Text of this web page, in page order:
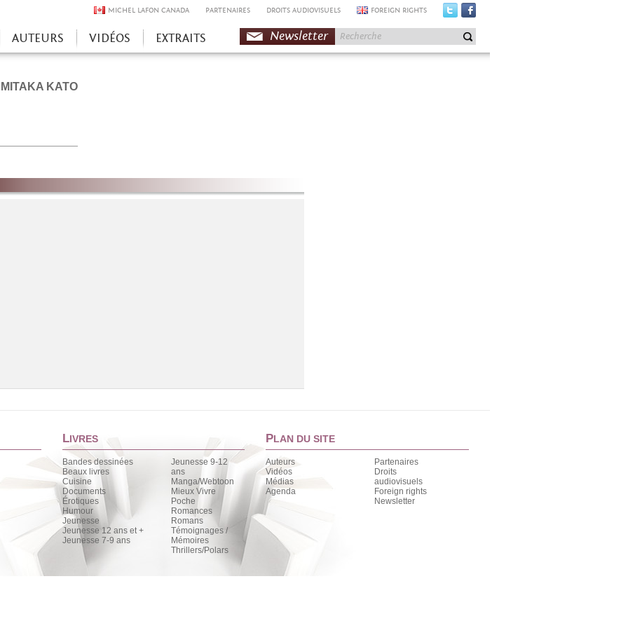
MICHEL LAFON CANADA PARTENAIRES DROITS AUDIOVISUELS FOREIGN RIGHTS
AUTEURS VIDÉOS EXTRAITS Newsletter
KATO
Chargement de la liste
LIVRES
Bandes dessinées
Beaux livres
Cuisine
Documents
Érotiques
Humour
Jeunesse
Jeunesse 12 ans et +
Jeunesse 7-9 ans
Jeunesse 9-12
ans
Manga/Webtoon
Mieux Vivre
Poche
Romances
Romans
Témoignages /
Mémoires
Thrillers/Polars
PLAN DU SITE
Auteurs
Vidéos
Médias
Agenda
Partenaires
Droits
audiovisuels
Foreign rights
Newsletter